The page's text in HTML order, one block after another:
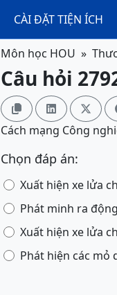
CÀI ĐẶT TIỆN ÍCH
Môn học HOU
Câu hỏi
  
Cách mạng Công
Chọn đáp án:
Xuất hiện xe lửa
Phát minh ra
Xuất hiện xe lửa
Phát hiện các mỏ